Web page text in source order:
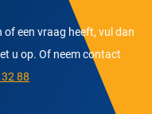
een vraag heeft, vul dan
u op. Of neem contact
88